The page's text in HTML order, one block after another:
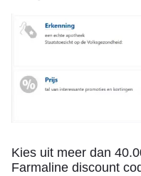
Kies uit meer dan
Farmaline discount